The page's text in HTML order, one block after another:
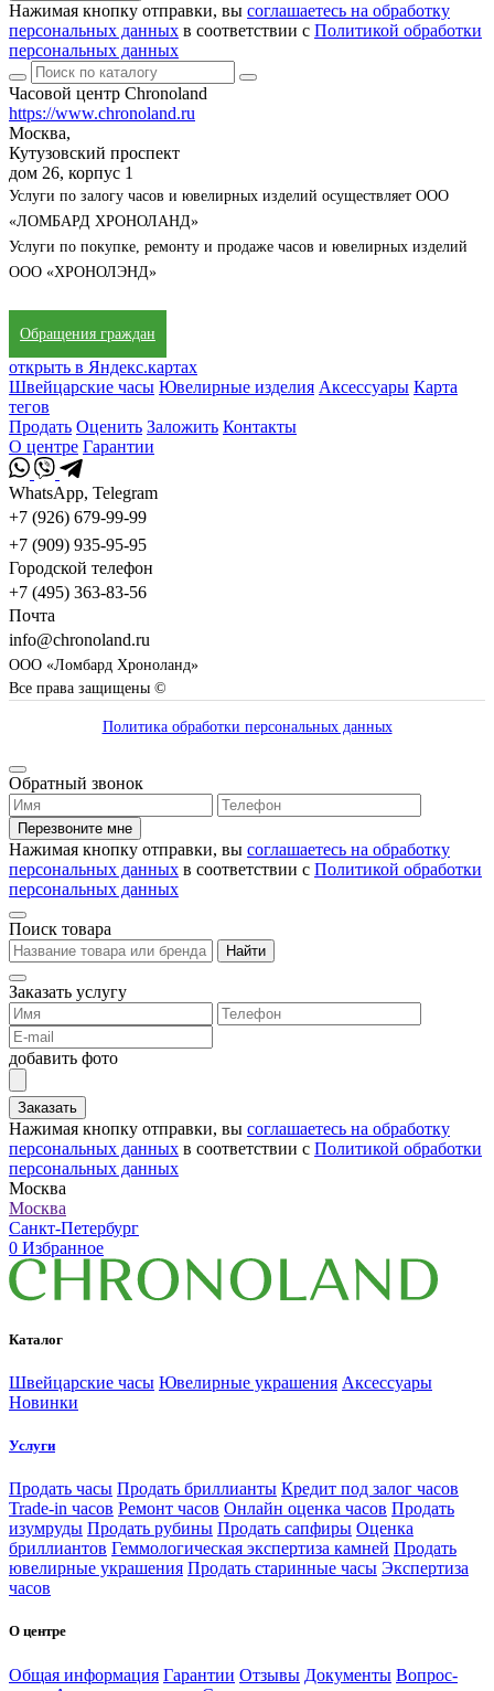
Нажимая кнопку отправки, вы соглашаетесь на обработку
персональных данных в соответствии с Политикой обработки
персональных данных
Часовой центр Chronoland
https://www.chronoland.ru
Москва,
Кутузовский проспект
дом 26, корпус 1
Услуги по залогу часов и ювелирных изделий осуществляет ООО
«ЛОМБАРД ХРОНОЛАНД»
Услуги по покупке, ремонту и продаже часов и ювелирных изделий
ООО «ХРОНОЛЭНД»
Обращения граждан
открыть в Яндекс.картах
Швейцарские часы Ювелирные изделия Аксессуары Карта
тегов
Продать Оценить Заложить Контакты
О центре Гарантии
WhatsApp, Telegram
+7 (926) 679-99-99
+7 (909) 935-95-95
Городской телефон
+7 (495) 363-83-56
Почта
info@chronoland.ru
ООО «Ломбард Хроноланд»
Все права защищены ©
Политика обработки персональных данных
Обратный звонок
Перезвоните мне
Нажимая кнопку отправки, вы соглашаетесь на обработку
персональных данных в соответствии с Политикой обработки
персональных данных
Поиск товара
Найти
Заказать услугу
добавить фото
Заказать
Нажимая кнопку отправки, вы соглашаетесь на обработку
персональных данных в соответствии с Политикой обработки
персональных данных
Москва
Москва
Санкт-Петербург
0 Избранное
Каталог
Швейцарские часы Ювелирные украшения Аксессуары
Новинки
Услуги
Продать часы Продать бриллианты Кредит под залог часов
Trade-in часов Ремонт часов Онлайн оценка часов Продать
изумруды Продать рубины Продать сапфиры Оценка
бриллиантов Геммологическая экспертиза камней Продать
ювелирные украшения Продать старинные часы Экспертиза
часов
О центре
Общая информация Гарантии Отзывы Документы Вопрос-